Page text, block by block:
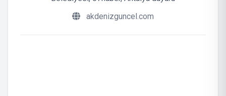
akdenizguncel.com